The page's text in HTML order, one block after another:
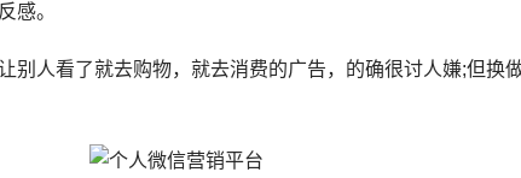
感。
人看了就去购物，就去消费的广告，的确很讨人嫌;但换